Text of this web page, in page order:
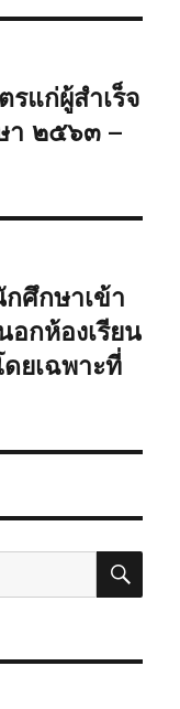
แก่ผู้สำเร็จ
า ๒๕๖๓ –
ศึกษาเข้า
อกห้องเรียน
ยเฉพาะที่